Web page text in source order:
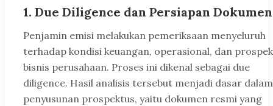
1. Due Diligence dan Persiapan Dokumen
Penjamin emisi melakukan pemeriksaan menyeluruh
terhadap kondisi keuangan, operasional, dan prospek
bisnis perusahaan. Proses ini dikenal sebagai due
diligence. Hasil analisis tersebut menjadi dasar dalam
penyusunan prospektus, yaitu dokumen resmi yang